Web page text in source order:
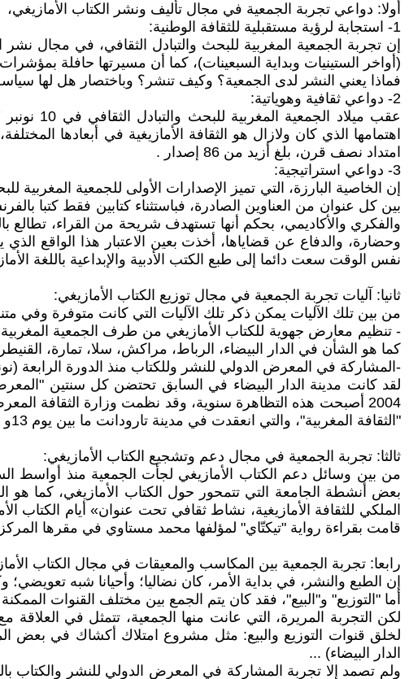
أولا: دواعي تجربة الجمعية في مجال تأليف ونشر الكتاب الأمازيغي،
1- استجابة لرؤية مستقبلية للثقافة الوطنية:
إن تجربة الجمعية المغربية للبحث والتبادل الثقافي، في
(أواخر الستينيات وبداية السبعينات)، كما أن مسيرتها حافلة
فماذا يعني النشر لدى الجمعية؟ وكيف تنشر؟ وباختصار هل لها
2- دواعي ثقافية وهوياتية:
اهتمامها الذي كان ولازال هو الثقافة الأمازيغية في أبعادها
امتداد نصف قرن، بلغ أزيد من 86 إصدار .
3- دواعي استراتيجية:
إن الخاصية البارزة، التي تميز الإصدارات الأولى للجمعية
بين كل عنوان من العناوين الصادرة، فباستثناء كتابين فقط كتبا
والفكري والأكاديمي، بحكم أنها تستهدف شريحة من القراء، تطالع
وحضارة، والدفاع عن قضاياها، أخذت بعين الاعتبار هذا الواقع
نفس الوقت سعت دائما إلى طبع الكتب الأدبية والإبداعية باللغة
ثانيا: آليات تجربة الجمعية في مجال توزيع الكتاب الأمازيغي:
من بين تلك الآليات يمكن ذكر تلك الآليات التي كانت متوفرة وفي
- تنظيم معارض جهوية للكتاب الأمازيغي من طرف الجمعية المغربية
كما هو الشأن في الدار البيضاء، الرباط، مراكش، سلا، تمارة،
-المشاركة في المعرض الدولي للنشر وللكتاب منذ الدورة الرابعة (نونبر 1992) وبدون انقطاع ترويجا وتسويقا للكتاب
لقد كانت مدينة الدار البيضاء في السابق تحتضن كل سنتين
"الثقافة المغربية"، والتي انعقدت في مدينة تارودانت ما بين يوم 13و 15 يونيو 1986.
ثالثا: تجربة الجمعية في مجال دعم وتشجيع الكتاب الأمازيغي:
من بين وسائل دعم الكتاب الأمازيغي لجأت الجمعية منذ أواسط
بعض أنشطة الجامعة التي تتمحور حول الكتاب الأمازيغي، كما هو
قامت بقراءة رواية "تيكتّاي" لمؤلفها محمد مستاوي في مقرها
رابعا: تجربة الجمعية بين المكاسب والمعيقات في مجال الكتاب
إن الطبع والنشر، في بداية الأمر، كان نضاليا؛ وأحيانا شبه تعويضي؛
أما "التوزيع" و"البيع"، فقد كان يتم الجمع بين مختلف القنوات
لكن التجربة المريرة، التي عانت منها الجمعية، تتمثل في العلاقة
لخلق قنوات التوزيع والبيع: مثل مشروع امتلاك أكشاك في بعض
الدار البيضاء) ...
ولم تصمد إلا تجربة المشاركة في المعرض الدولي للنشر والكتاب